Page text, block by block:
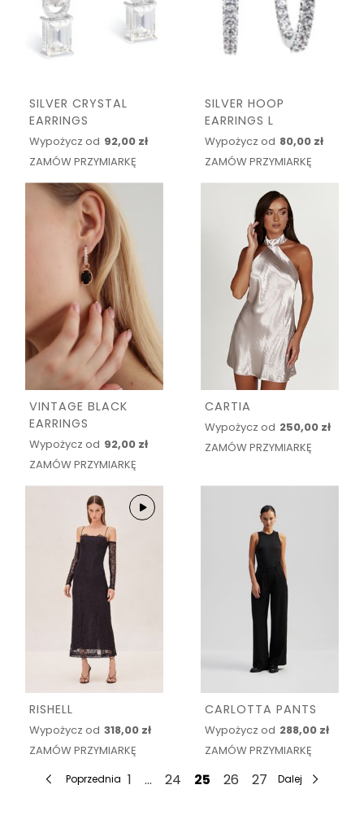
SILVER CRYSTAL
EARRINGS
Wypożycz od 92,00 zł
ZAMÓW PRZYMIARKĘ
SILVER HOOP
EARRINGS L
Wypożycz od 80,00 zł
ZAMÓW PRZYMIARKĘ
VINTAGE BLACK
EARRINGS
Wypożycz od 92,00 zł
ZAMÓW PRZYMIARKĘ
CARTIA
Wypożycz od 250,00 zł
ZAMÓW PRZYMIARKĘ
RISHELL
Wypożycz od 318,00 zł
ZAMÓW PRZYMIARKĘ
CARLOTTA PANTS
Wypożycz od 288,00 zł
ZAMÓW PRZYMIARKĘ
Poprzednia 1 ... 24 25 26 27 Dalej